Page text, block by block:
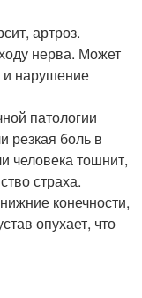
артроз.
нерва. Может
нарушение
патологии
резкая боль в
человека тошнит,
страха.
конечности,
опухает, что